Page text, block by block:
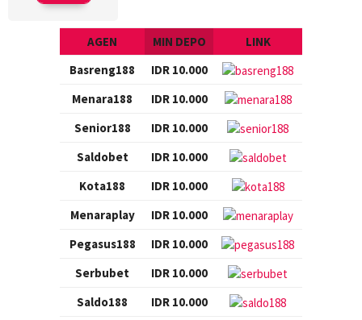
AGEN MIN DEPO
LINK
Basreng188
IDR 10.000
Menara188
IDR 10.000
Senior188
IDR 10.000
Saldobet
IDR 10.000
Kota188
IDR 10.000
Menaraplay
IDR 10.000
Pegasus188
IDR 10.000
Serbubet
IDR 10.000
Saldo188
IDR 10.000